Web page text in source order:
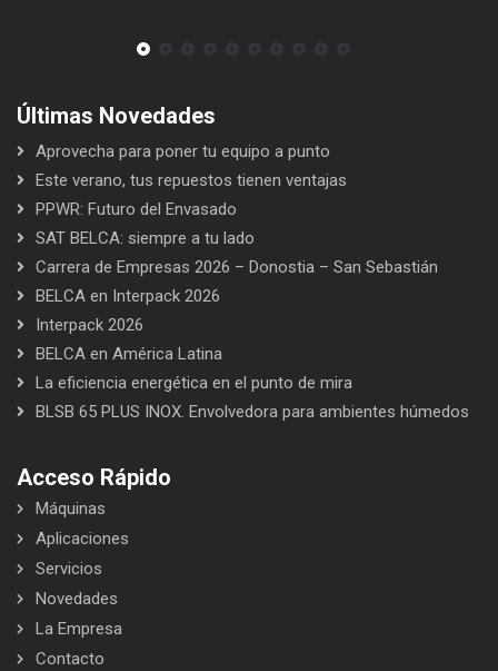
Últimas Novedades
Aprovecha para poner tu equipo a punto
Este verano, tus repuestos tienen ventajas
PPWR: Futuro del Envasado
SAT BELCA: siempre a tu lado
Carrera de Empresas 2026 – Donostia – San Sebastián
BELCA en Interpack 2026
Interpack 2026
BELCA en América Latina
La eficiencia energética en el punto de mira
BLSB 65 PLUS INOX. Envolvedora para ambientes húmedos
Acceso Rápido
Máquinas
Aplicaciones
Servicios
Novedades
La Empresa
Contacto